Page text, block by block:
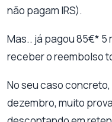
não pagam IRS).
Mas.. já pagou 85€* 5
receber o reembolso
No seu caso
dezembro, muito